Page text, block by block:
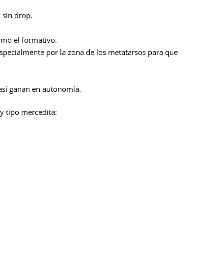
sin drop.
el formativo.
por la zona de los metatarsos para que
ganan en autonomía.
tipo mercedita: